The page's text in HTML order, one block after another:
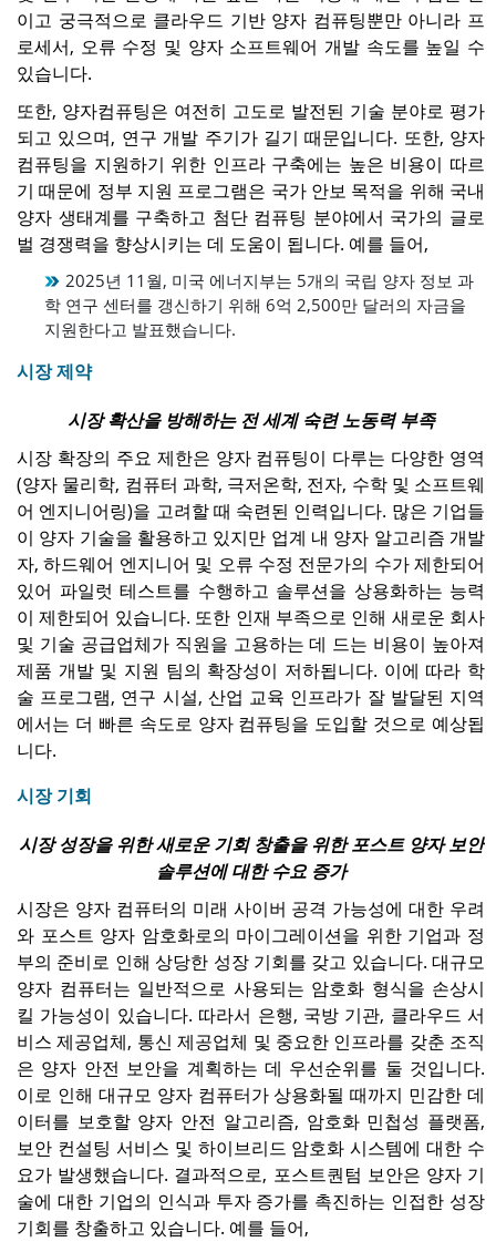
이고 궁극적으로 클라우드 기반 양자 컴퓨팅뿐만 아니라 프
로세서, 오류 수정 및 양자 소프트웨어 개발 속도를 높일 수
있습니다.
또한, 양자컴퓨팅은 여전히 ​​고도로 발전된 기술 분야로 평가
되고 있으며, 연구 개발 주기가 길기 때문입니다. 또한, 양자
컴퓨팅을 지원하기 위한 인프라 구축에는 높은 비용이 따르
기 때문에 정부 지원 프로그램은 국가 안보 목적을 위해 국내
양자 생태계를 구축하고 첨단 컴퓨팅 분야에서 국가의 글로
벌 경쟁력을 향상시키는 데 도움이 됩니다. 예를 들어,
2025년 11월, 미국 에너지부는 5개의 국립 양자 정보 과
학 연구 센터를 갱신하기 위해 6억 2,500만 달러의 자금을
지원한다고 발표했습니다.
시장 제약
시장 확산을 방해하는 전 세계 숙련 노동력 부족
시장 확장의 주요 제한은 양자 컴퓨팅이 다루는 다양한 영역
(양자 물리학, 컴퓨터 과학, 극저온학, 전자, 수학 및 소프트웨
어 엔지니어링)을 고려할 때 숙련된 인력입니다. 많은 기업들
이 양자 기술을 활용하고 있지만 업계 내 양자 알고리즘 개발
자, 하드웨어 엔지니어 및 오류 수정 전문가의 수가 제한되어
있어 파일럿 테스트를 수행하고 솔루션을 상용화하는 능력
이 제한되어 있습니다. 또한 인재 부족으로 인해 새로운 회사
및 기술 공급업체가 직원을 고용하는 데 드는 비용이 높아져
제품 개발 및 지원 팀의 확장성이 저하됩니다. 이에 따라 학
술 프로그램, 연구 시설, 산업 교육 인프라가 잘 발달된 지역
에서는 더 빠른 속도로 양자 컴퓨팅을 도입할 것으로 예상됩
니다.
시장 기회
시장 성장을 위한 새로운 기회 창출을 위한 포스트 양자 보안
솔루션에 대한 수요 증가
시장은 양자 컴퓨터의 미래 사이버 공격 가능성에 대한 우려
와 포스트 양자 암호화로의 마이그레이션을 위한 기업과 정
부의 준비로 인해 상당한 성장 기회를 갖고 있습니다. 대규모
양자 컴퓨터는 일반적으로 사용되는 암호화 형식을 손상시
킬 가능성이 있습니다. 따라서 은행, 국방 기관, 클라우드 서
비스 제공업체, 통신 제공업체 및 중요한 인프라를 갖춘 조직
은 양자 안전 보안을 계획하는 데 우선순위를 둘 것입니다.
이로 인해 대규모 양자 컴퓨터가 상용화될 때까지 민감한 데
이터를 보호할 양자 안전 알고리즘, 암호화 민첩성 플랫폼,
보안 컨설팅 서비스 및 하이브리드 암호화 시스템에 대한 수
요가 발생했습니다. 결과적으로, 포스트퀀텀 보안은 양자 기
술에 대한 기업의 인식과 투자 증가를 촉진하는 인접한 성장
기회를 창출하고 있습니다. 예를 들어,